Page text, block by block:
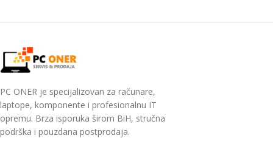
PC ONER je specijalizovan za računare,
laptope, komponente i profesionalnu IT
opremu. Brza isporuka širom BiH, stručna
podrška i pouzdana postprodaja.